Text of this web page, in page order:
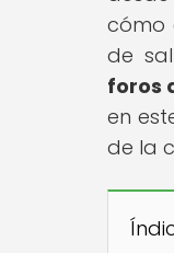
cómo
de
foros
en
de la